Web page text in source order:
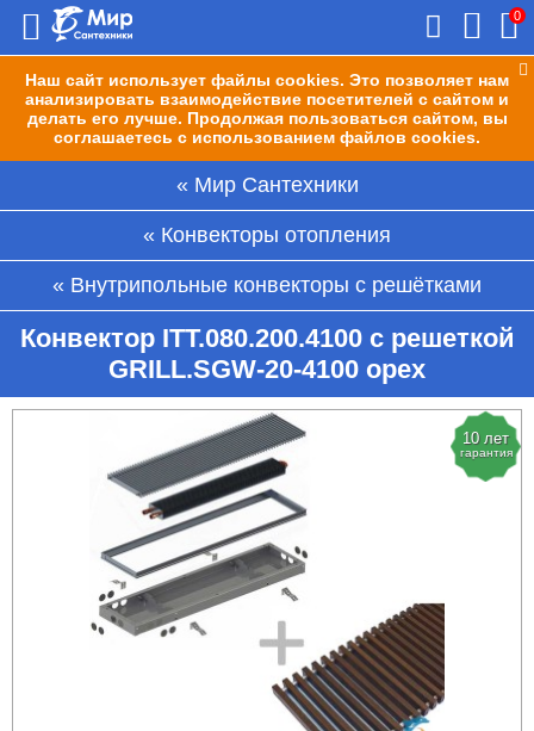
Наш сайт использует файлы cookies. Это позволяет нам
анализировать взаимодействие посетителей с сайтом и
делать его лучше. Продолжая пользоваться сайтом, вы
соглашаетесь с использованием файлов cookies.
0
Мир Сантехники
Конвекторы отопления
Внутрипольные конвекторы с решётками
Конвектор ITT.080.200.4100 с решеткой
GRILL.SGW-20-4100 орех
10 лет
гарантия